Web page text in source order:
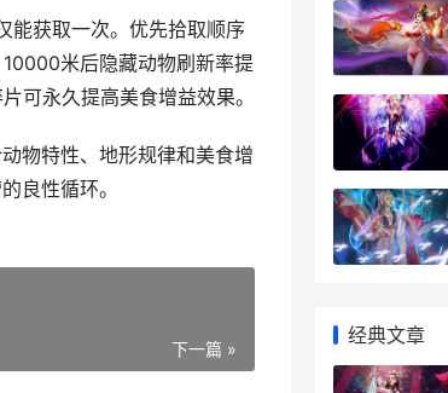
能获取一次。优先拾取顺序
米后隐藏动物刷新率提
可永久提高美食增益效果。
物特性、地形规律和美食增
良性循环。
下一篇 »
经典文章